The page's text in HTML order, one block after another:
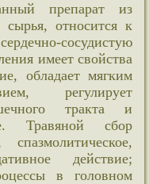
препарат из
сырья, относится к
сосудистую
имеет свойства
обладает мягким
регулирует
тракта и
Травяной сбор
спазмолитическое,
действие;
в головном